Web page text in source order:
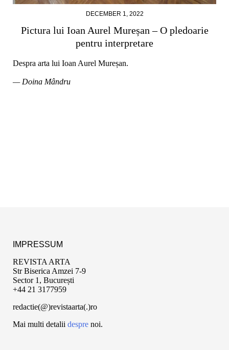
DECEMBER 1, 2022
Pictura lui Ioan Aurel Mureșan – O pledoarie
pentru interpretare
Despra arta lui Ioan Aurel Mureșan.
— Doina Mândru
IMPRESSUM
REVISTA ARTA
Str Biserica Amzei 7-9
Sector 1, București
+44 21 3177959
redactie(@)revistaarta(.)ro
Mai multi detalii despre noi.